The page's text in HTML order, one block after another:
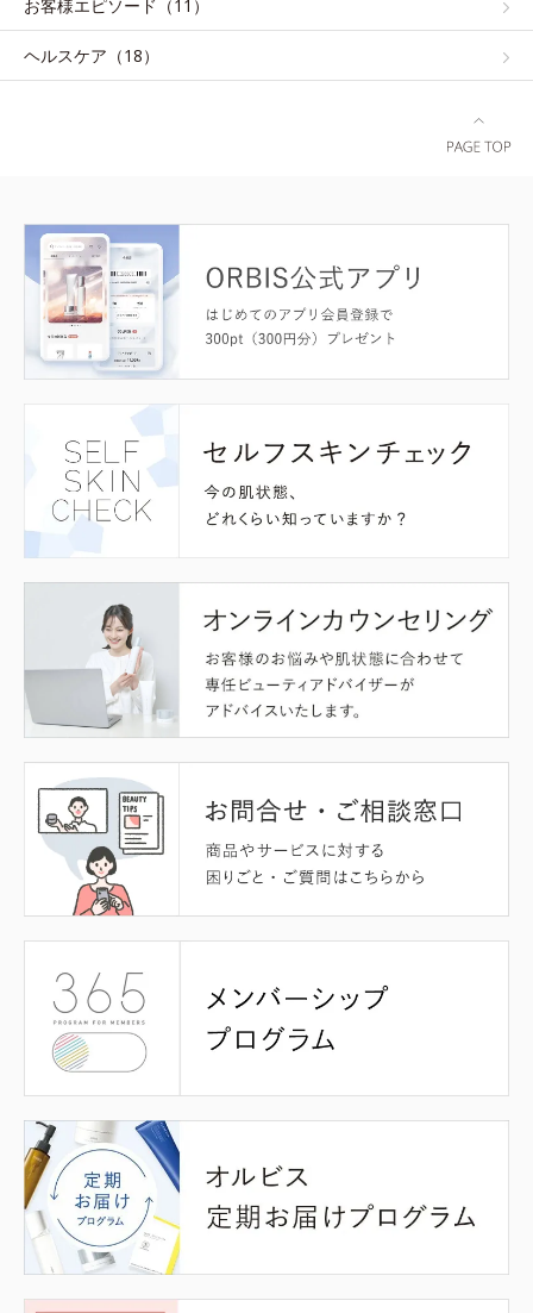
お客様エピソード（11）
ヘルスケア（18）